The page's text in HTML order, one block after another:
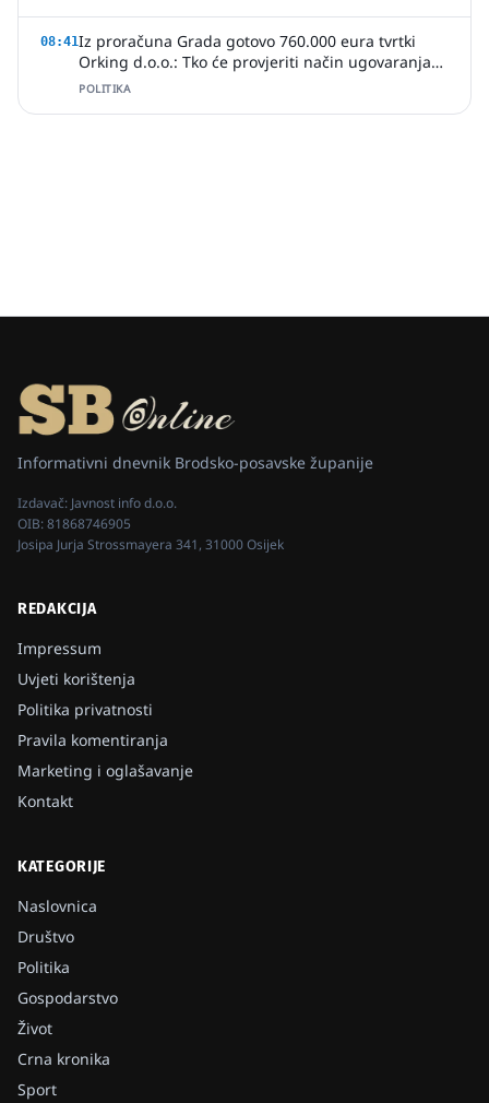
08:41Iz proračuna Grada gotovo 760.000 eura tvrtki
Orking d.o.o.: Tko će provjeriti način ugovaranja
poslova?
POLITIKA
Informativni dnevnik Brodsko-posavske županije
Izdavač: Javnost info d.o.o.
OIB:81868746905
Josipa Jurja Strossmayera 341, 31000 Osijek
REDAKCIJA
Impressum
Uvjeti korištenja
Politika privatnosti
Pravila komentiranja
Marketing i oglašavanje
Kontakt
KATEGORIJE
Naslovnica
Društvo
Politika
Gospodarstvo
Život
Crna kronika
Sport